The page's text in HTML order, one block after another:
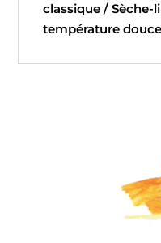
classique / Sèche-
température